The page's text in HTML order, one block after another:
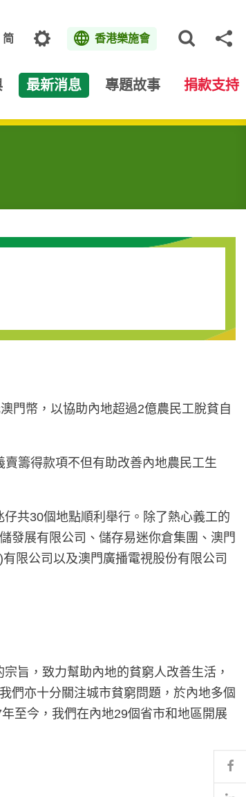
简 主題 香港樂施會
最新消息 專題故事 捐款支持
門幣，以協助內地超過2億農民工脫貧自
籌得款項不但有助改善內地農民工生
共30個地點順利舉行。除了熱心義工的
發展有限公司、儲存易迷你倉集團、澳門
限公司以及澳門廣播電視股份有限公司
旨，致力幫助內地的貧窮人改善生活，
們亦十分關注城市貧窮問題，於內地多個
至今，我們在內地29個省市和地區開展